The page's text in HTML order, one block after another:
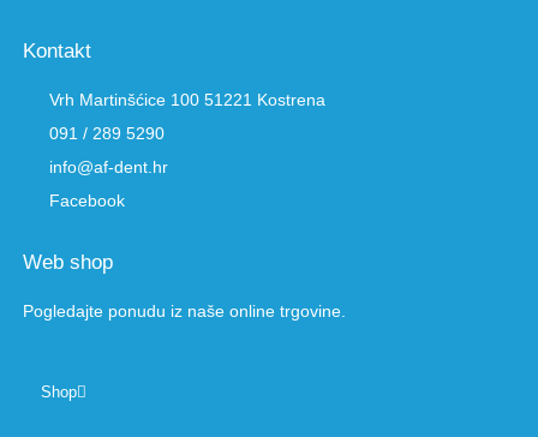
Kontakt
Vrh Martinšćice 100 51221 Kostrena
091 / 289 5290
info@af-dent.hr
Facebook
Web shop
Pogledajte ponudu iz naše online trgovine.
Shop